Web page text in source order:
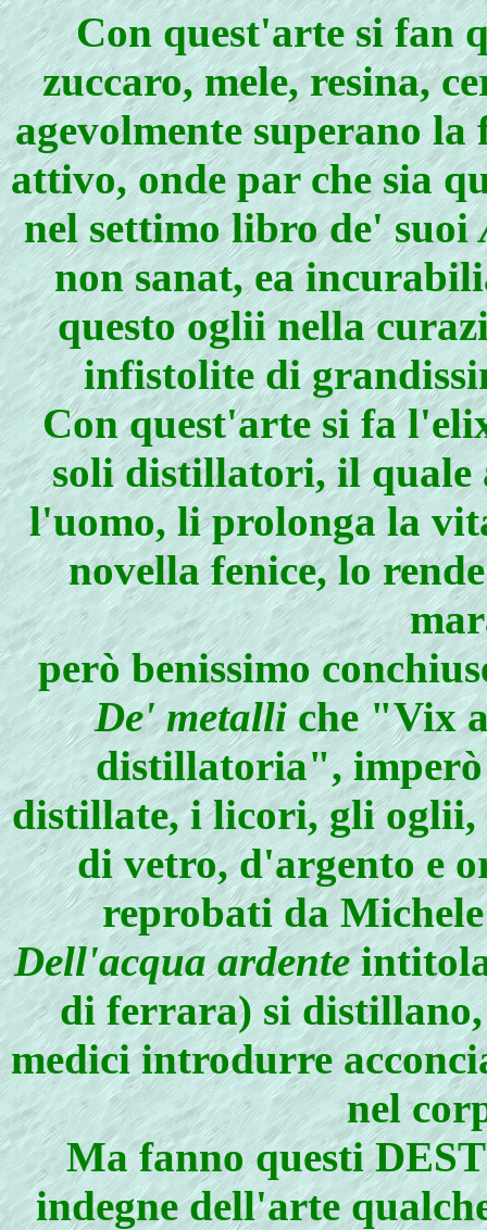
Con quest'arte si fan
zuccaro, mele, resina,
agevolmente superano
attivo, onde par che sia
nel settimo libro de' suoi
non sanat, ea
questo oglii nella
infistolite di
Con quest'arte si fa
soli distillatori, il quale
l'uomo, li prolonga la
novella fenice, lo
però benissimo
De' metalliche "Vix
distillatoria", imperò
distillate, i licori, gli oglii,
di vetro, d'argento e
reprobati da
Dell'acqua ardente
di ferrara) si distillano,
medici introdurre
nel
Ma fanno questi
indegne dell'arte